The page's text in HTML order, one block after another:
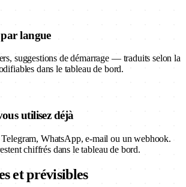
langue
suggestions de démarrage — traduits selon la
dans le tableau de bord.
utilisez déjà
Telegram, WhatsApp, e-mail ou un webhook.
chiffrés dans le tableau de bord.
et prévisibles